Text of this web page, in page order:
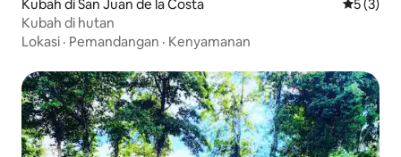
Kubah di San Juan de la Costa Nilai
5 (3)
Kubah di hutan
Lokasi · Pemandangan · Kenyamanan